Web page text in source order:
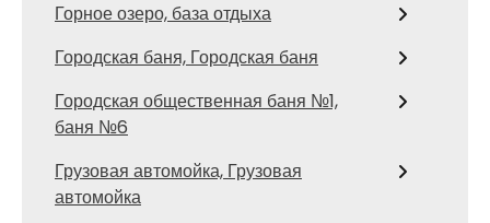
Горное озеро, база отдыха
Городская баня, Городская баня
Городская общественная баня №1,
баня №6
Грузовая автомойка, Грузовая
автомойка